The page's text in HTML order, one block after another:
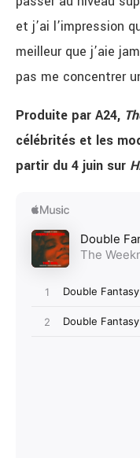
et j’ai l’impression
meilleur que j’aie
pas me concentrer
Produite par A24,
célébrités et les
partir du 4 juin sur